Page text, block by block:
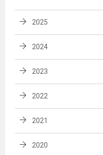
2025
2024
2023
2022
2021
2020